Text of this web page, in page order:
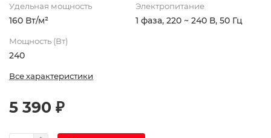
Удельная мощность
160 Вт/м²
Электропитание
1 фаза, 220 ~ 240 В, 50 Гц
Мощность (Вт)
240
Все характеристики
5 390 ₽